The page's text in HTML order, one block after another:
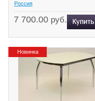
Россия
7 700.00 руб.
Новинка